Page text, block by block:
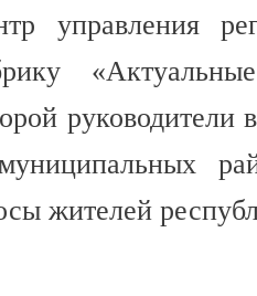
управления
руководители
жителей